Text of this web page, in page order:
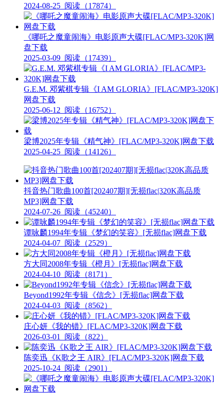
2024-08-25 阅读（17874）
《哪吒之魔童闹海》电影原声大碟[FLAC/MP3-320K]网
盘下载
2025-03-09 阅读（17439）
G.E.M. 邓紫棋专辑《I AM GLORIA》[FLAC/MP3-320K]
网盘下载
2025-06-12 阅读（16752）
梁博2025年专辑《精气神》[FLAC/MP3-320K]网盘下载
2025-04-25 阅读（14126）
抖音热门歌曲100首[202407期][无损flac|320K高品质
MP3]网盘下载
2024-07-26 阅读（45240）
谭咏麟1994年专辑《梦幻的笑容》[无损flac]网盘下载
2024-04-07 阅读（2529）
方大同2008年专辑《橙月》[无损flac]网盘下载
2024-04-10 阅读（8171）
Beyond1992年专辑《信念》[无损flac]网盘下载
2024-04-03 阅读（8562）
庄心妍《我的错》[FLAC/MP3-320K]网盘下载
2026-03-01
阅读（822）
陈奕迅《K歌之王 AIR》[FLAC/MP3-320K]网盘下载
2025-10-24 阅读（2901）